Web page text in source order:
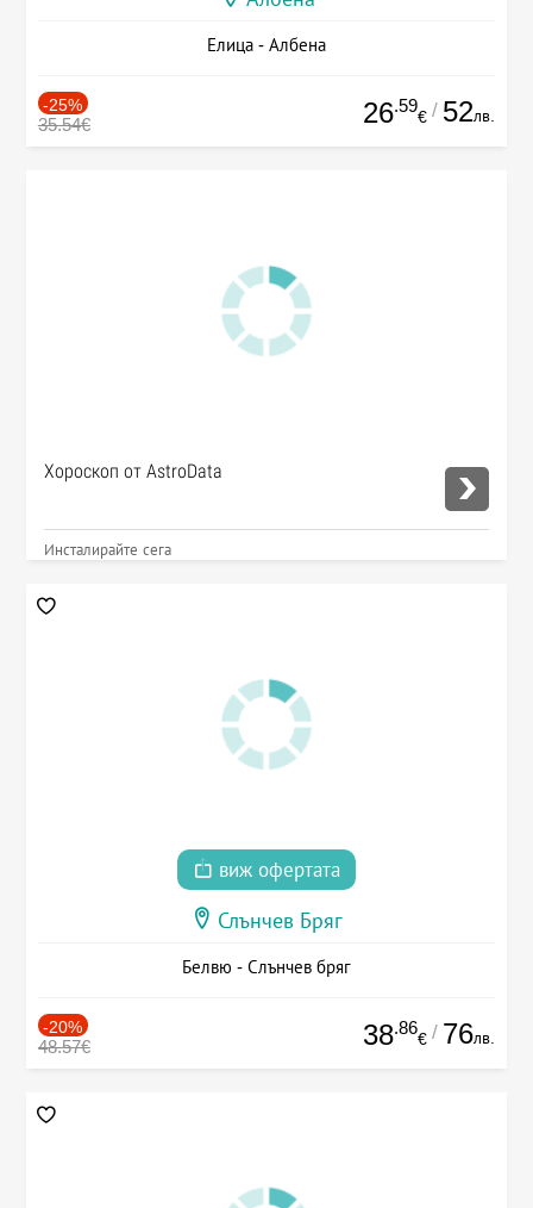
Елица - Албена
-25%
35.54€ 26.59
€ / 52лв.
Хороскоп от AstroData
Инсталирайте сега
виж офертата
Слънчев Бряг
Белвю - Слънчев бряг
-20%
48.57€ 38.86
€ / 76лв.